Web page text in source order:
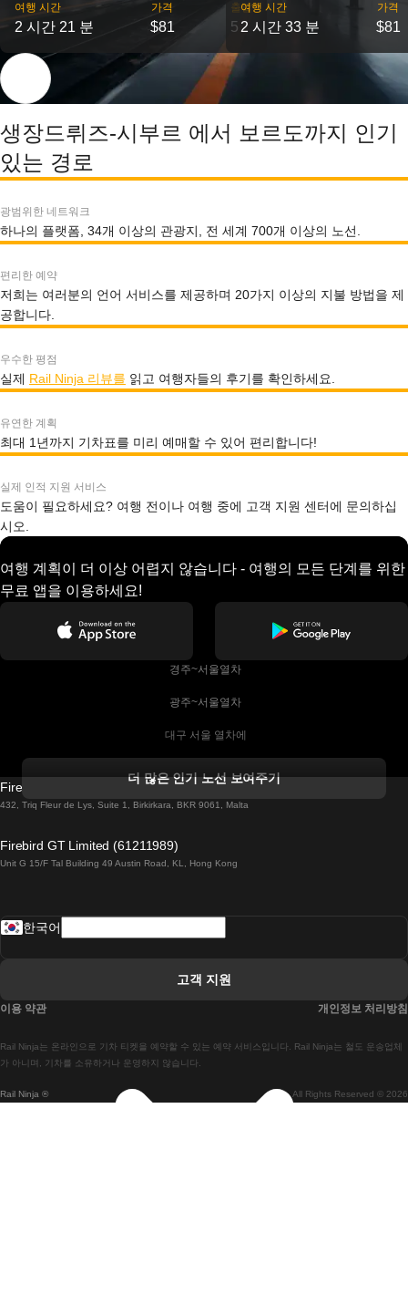
여행 시간
2 시간 21 분
가격
$81
출발
5
여행 시간
2 시간 33 분
가격
$81
생장드뤼즈-시부르 에서 보르도까지 인기
있는 경로
광범위한 네트워크
하나의 플랫폼, 34개 이상의 관광지, 전 세계 700개 이상의 노선.
편리한 예약
저희는 여러분의 언어 서비스를 제공하며 20가지 이상의 지불 방법을 제
공합니다.
우수한 평점
실제 Rail Ninja 리뷰를 읽고 여행자들의 후기를 확인하세요.
유연한 계획
최대 1년까지 기차표를 미리 예매할 수 있어 편리합니다!
실제 인적 지원 서비스
도움이 필요하세요? 여행 전이나 여행 중에 고객 지원 센터에 문의하십
시오.
여행 계획이 더 이상 어렵지 않습니다 - 여행의 모든 단계를 위한
무료 앱을 이용하세요!
경주~서울열차
광주~서울열차
대구 서울 열차에
더블린에서 골웨이 열차
로마에서 나폴리 열차
마드리드-리스본 열차
마드리드에서 바르셀로나로 가는 고속 열차
더 많은 인기 노선 보여주기
Firebird GT Limited (OC 1451)
432, Triq Fleur de Lys, Suite 1, Birkirkara, BKR 9061, Malta
Firebird GT Limited (61211989)
Unit G 15/F Tal Building 49 Austin Road, KL, Hong Kong
Rail Ninja ® All Rights Reserved © 2026
Rail Ninja는 온라인으로 기차 티켓을 예약할 수 있는 예약 서비스입니다. Rail Ninja는 철도 운송업체
가 아니며, 기차를 소유하거나 운영하지 않습니다.
한국어
고객 지원
이용 약관 개인정보 처리방침